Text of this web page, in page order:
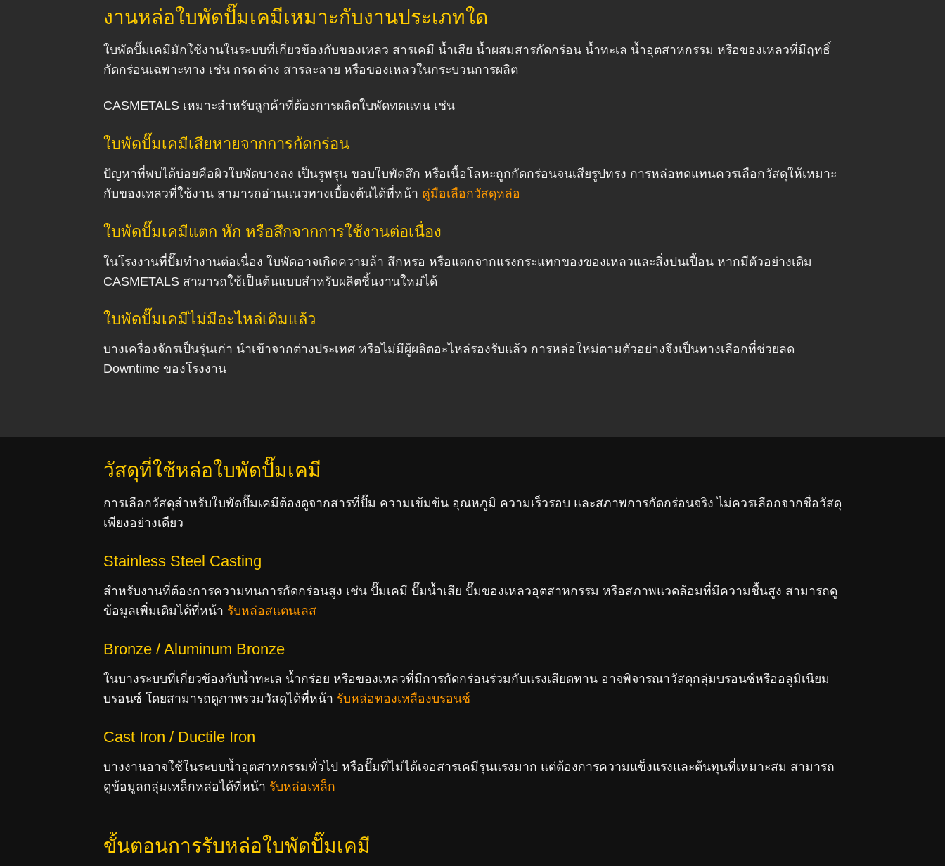
งานหล่อใบพัดปั๊มเคมีเหมาะกับงานประเภทใด
ใบพัดปั๊มเคมีมักใช้งานในระบบที่เกี่ยวข้องกับของเหลว สารเคมี น้ำเสีย น้ำผสมสารกัดกร่อน น้ำทะเล น้ำอุตสาหกรรม หรือของเหลวที่มีฤทธิ์
กัดกร่อนเฉพาะทาง เช่น กรด ด่าง สารละลาย หรือของเหลวในกระบวนการผลิต
CASMETALS เหมาะสำหรับลูกค้าที่ต้องการผลิตใบพัดทดแทน เช่น
ใบพัดปั๊มเคมีเสียหายจากการกัดกร่อน
ปัญหาที่พบได้บ่อยคือผิวใบพัดบางลง เป็นรูพรุน ขอบใบพัดสึก หรือเนื้อโลหะถูกกัดกร่อนจนเสียรูปทรง การหล่อทดแทนควรเลือกวัสดุให้เหมาะ
กับของเหลวที่ใช้งาน สามารถอ่านแนวทางเบื้องต้นได้ที่หน้า คู่มือเลือกวัสดุหล่อ
ใบพัดปั๊มเคมีแตก หัก หรือสึกจากการใช้งานต่อเนื่อง
ในโรงงานที่ปั๊มทำงานต่อเนื่อง ใบพัดอาจเกิดความล้า สึกหรอ หรือแตกจากแรงกระแทกของของเหลวและสิ่งปนเปื้อน หากมีตัวอย่างเดิม
CASMETALS สามารถใช้เป็นต้นแบบสำหรับผลิตชิ้นงานใหม่ได้
ใบพัดปั๊มเคมีไม่มีอะไหล่เดิมแล้ว
บางเครื่องจักรเป็นรุ่นเก่า นำเข้าจากต่างประเทศ หรือไม่มีผู้ผลิตอะไหล่รองรับแล้ว การหล่อใหม่ตามตัวอย่างจึงเป็นทางเลือกที่ช่วยลด
Downtime ของโรงงาน
วัสดุที่ใช้หล่อใบพัดปั๊มเคมี
การเลือกวัสดุสำหรับใบพัดปั๊มเคมีต้องดูจากสารที่ปั๊ม ความเข้มข้น อุณหภูมิ ความเร็วรอบ และสภาพการกัดกร่อนจริง ไม่ควรเลือกจากชื่อวัสดุ
เพียงอย่างเดียว
Stainless Steel Casting
สำหรับงานที่ต้องการความทนการกัดกร่อนสูง เช่น ปั๊มเคมี ปั๊มน้ำเสีย ปั๊มของเหลวอุตสาหกรรม หรือสภาพแวดล้อมที่มีความชื้นสูง สามารถดู
ข้อมูลเพิ่มเติมได้ที่หน้า รับหล่อสแตนเลส
Bronze / Aluminum Bronze
ในบางระบบที่เกี่ยวข้องกับน้ำทะเล น้ำกร่อย หรือของเหลวที่มีการกัดกร่อนร่วมกับแรงเสียดทาน อาจพิจารณาวัสดุกลุ่มบรอนซ์หรืออลูมิเนียม
บรอนซ์ โดยสามารถดูภาพรวมวัสดุได้ที่หน้า รับหล่อทองเหลืองบรอนซ์
Cast Iron / Ductile Iron
บางงานอาจใช้ในระบบน้ำอุตสาหกรรมทั่วไป หรือปั๊มที่ไม่ได้เจอสารเคมีรุนแรงมาก แต่ต้องการความแข็งแรงและต้นทุนที่เหมาะสม สามารถ
ดูข้อมูลกลุ่มเหล็กหล่อได้ที่หน้า รับหล่อเหล็ก
ขั้นตอนการรับหล่อใบพัดปั๊มเคมี